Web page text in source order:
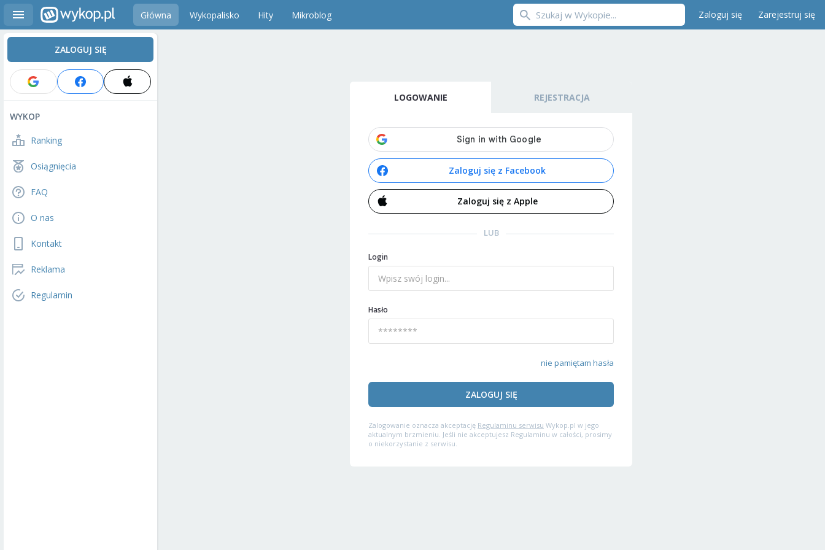
Główna Wykopalisko Hity Mikroblog Zaloguj się Zarejestruj się
ZALOGUJ SIĘ
WYKOP
Ranking
Osiągnięcia
FAQ
O nas
Kontakt
Reklama
Regulamin
LOGOWANIE REJESTRACJA
Zaloguj się z Facebook
Zaloguj się z Apple
LUB
Login
Hasło
nie pamiętam hasła
ZALOGUJ SIĘ
Zalogowanie oznacza akceptację Regulaminu serwisu Wykop.pl w jego
aktualnym brzmieniu. Jeśli nie akceptujesz Regulaminu w całości, prosimy
o niekorzystanie z serwisu.